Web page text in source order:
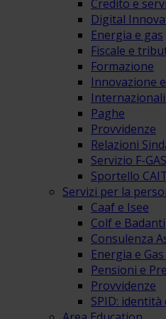
Credito e
Digital
Energia e gas
Fiscale e
Formazione
Innovazione
Paghe
Provvidenze
Relazioni
Servizio F-GAS
Sportello
Servizi per la
Caaf e Isee
Colf e Badanti
Consulenza
Energia e
Pensioni e
Provvidenze
SPID: